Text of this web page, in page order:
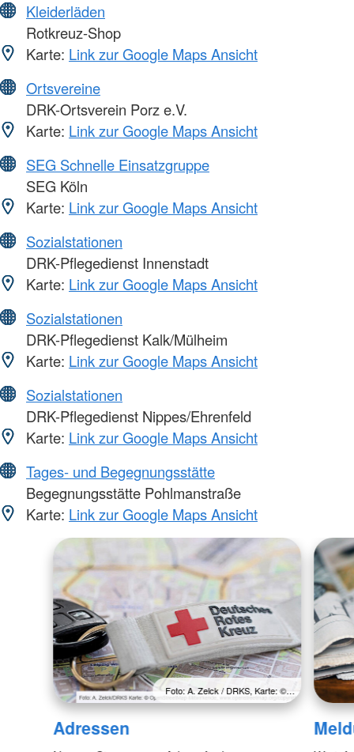
Kleiderläden
Rotkreuz-Shop
Karte: Link zur Google Maps Ansicht
Ortsvereine
DRK-Ortsverein Porz e.V.
Karte: Link zur Google Maps Ansicht
SEG Schnelle Einsatzgruppe
SEG Köln
Karte: Link zur Google Maps Ansicht
Sozialstationen
DRK-Pflegedienst Innenstadt
Karte: Link zur Google Maps Ansicht
Sozialstationen
DRK-Pflegedienst Kalk/Mülheim
Karte: Link zur Google Maps Ansicht
Sozialstationen
DRK-Pflegedienst Nippes/Ehrenfeld
Karte: Link zur Google Maps Ansicht
Tages- und Begegnungsstätte
Begegnungsstätte Pohlmanstraße
Karte: Link zur Google Maps Ansicht
Foto: A. Zelck / DRKS, Karte: ©…
Adressen